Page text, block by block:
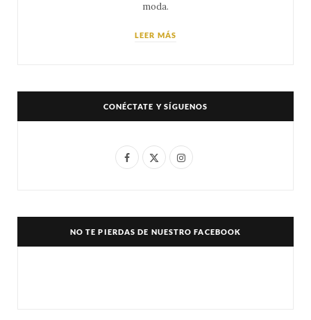
moda.
LEER MÁS
CONÉCTATE Y SÍGUENOS
F
e
X
w
I
t
NO TE PIERDAS DE NUESTRO FACEBOOK